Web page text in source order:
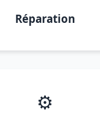
Réparation
⚙️